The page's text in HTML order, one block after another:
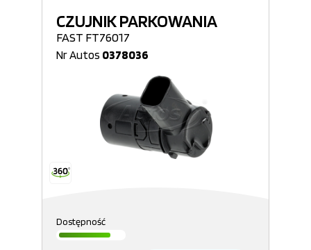
CZUJNIK PARKOWANIA
FAST FT76017
Nr Autos 0378036
Dostępność